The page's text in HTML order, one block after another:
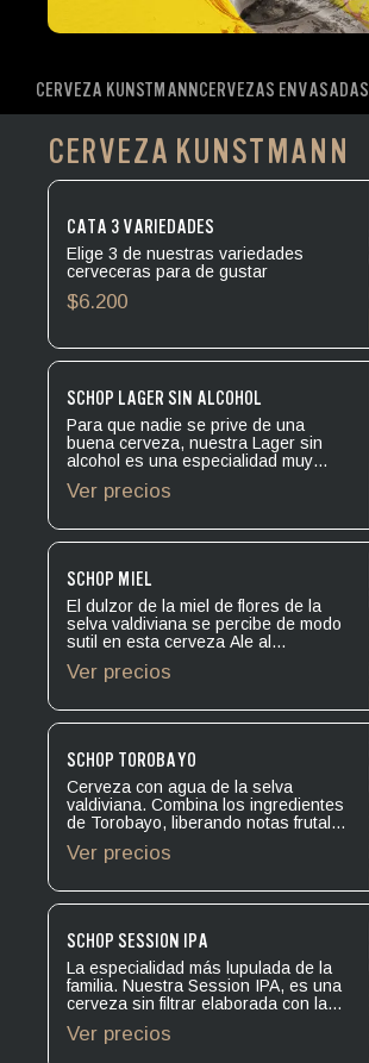
CERVEZA KUNSTMANN CERVEZAS ENVASADAS
CERVEZA KUNSTMANN
CATA 3 VARIEDADES
Elige 3 de nuestras variedades
cerveceras para de gustar
$6.200
SCHOP LAGER SIN ALCOHOL
Para que nadie se prive de una
buena cerveza, nuestra Lager sin
alcohol es una especialidad muy
maltosas que logran un perfecto
Levadura: Lager. Amargor: IBU 16.
Ver precios
SCHOP MIEL
El dulzor de la miel de flores de la
selva valdiviana se percibe de modo
sutil en esta cerveza Ale al
notas de maltas tostadas y al
Ale. Amargor: IBU 11. Alcohol: 4.8º.
Ver precios
SCHOP TOROBAYO
Cerveza con agua de la selva
valdiviana. Combina los ingredientes
de Torobayo, liberando notas frutales
balanceado. Levadura: Ale. Amargor:
Ver precios
SCHOP SESSION IPA
La especialidad más lupulada de la
familia. Nuestra Session IPA, es una
cerveza sin filtrar elaborada con la
Columbus que le da ese gusto único
Ver precios